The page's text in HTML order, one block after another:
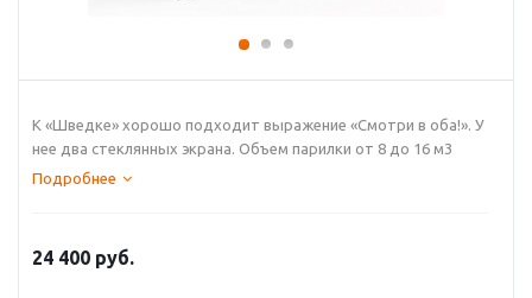
К «Шведке» хорошо подходит выражение «Смотри в оба!». У
нее два стеклянных экрана. Объем парилки от 8 до 16 м3
Подробнее
24 400 руб.